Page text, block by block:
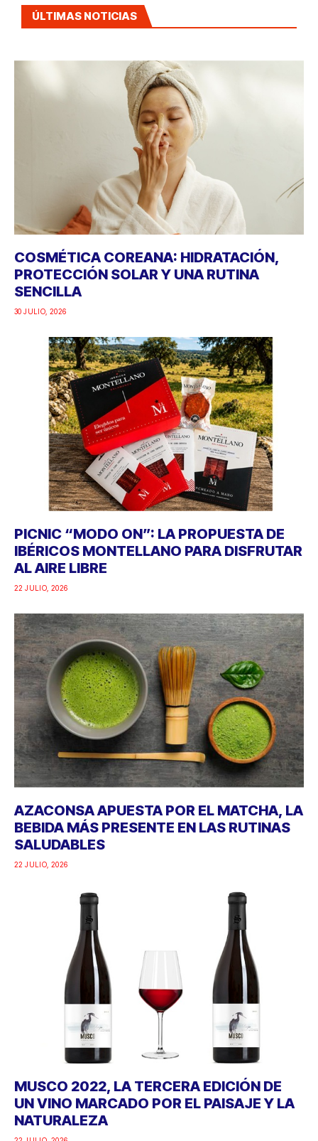
ÚLTIMAS NOTICIAS
COSMÉTICA COREANA: HIDRATACIÓN,
PROTECCIÓN SOLAR Y UNA RUTINA
SENCILLA
30 JULIO, 2026
PICNIC “MODO ON”: LA PROPUESTA DE
IBÉRICOS MONTELLANO PARA DISFRUTAR
AL AIRE LIBRE
22 JULIO, 2026
AZACONSA APUESTA POR EL MATCHA, LA
BEBIDA MÁS PRESENTE EN LAS RUTINAS
SALUDABLES
22 JULIO, 2026
MUSCO 2022, LA TERCERA EDICIÓN DE
UN VINO MARCADO POR EL PAISAJE Y LA
NATURALEZA